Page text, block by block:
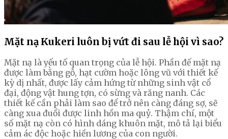
Mặt nạ Kukeri luôn bị vứt đi sau lễ hội vì sao?
Mặt nạ là yếu tố quan trọng của lễ hội. Phần đế mặt nạ
được làm bằng gỗ, hạt cườm hoặc lông vũ với thiết kế
kỳ dị nhất, được lấy cảm hứng từ những sinh vật cổ
đại, động vật hung tợn, có sừng và răng nanh. Các
thiết kế cần phải làm sao để trở nên càng đáng sợ, sẽ
càng xua đuổi được linh hồn ma quỷ. Thậm chí, một
số mặt nạ còn có hình dáng khuôn mặt, mô tả lại biểu
cảm ác độc hoặc hiền lương của con người.